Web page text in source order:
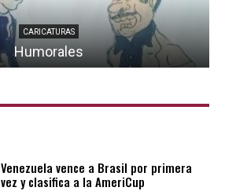
CARICATURAS
Humorales
Venezuela vence a Brasil por primera
vez y clasifica a la AmeriCup